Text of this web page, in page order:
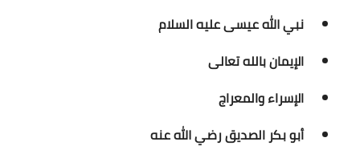
نبي الله عيسى عليه السلام
الإيمان بالله تعالى
الإسراء والمعراج
أبو بكر الصديق رضي الله عنه